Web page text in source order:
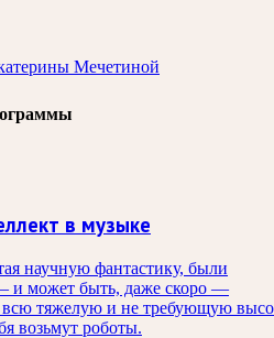
Мечетиной
в музыке
научную фантастику, были
и может быть, даже скоро —
всю тяжелую и не требующую
возьмут роботы.